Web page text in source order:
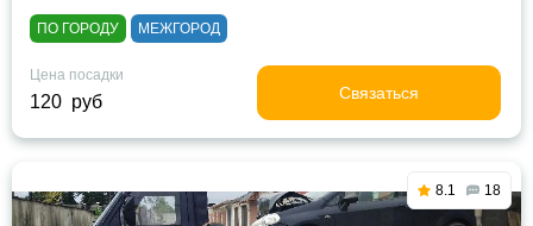
ПО ГОРОДУ МЕЖГОРОД
Цена посадки
120 руб Связаться
8.1 18